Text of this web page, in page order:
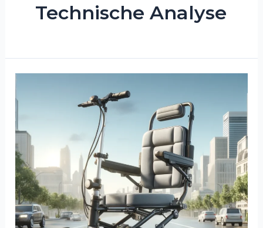
Technische Analyse